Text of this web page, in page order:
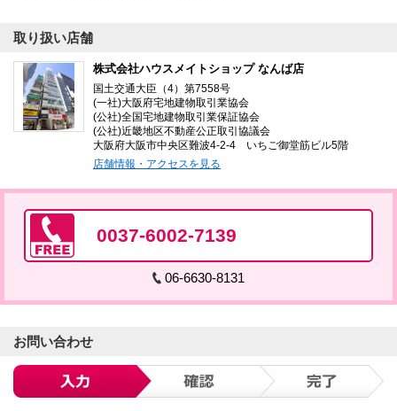
取り扱い店舗
株式会社ハウスメイトショップ なんば店
国土交通大臣（4）第7558号
(一社)大阪府宅地建物取引業協会
(公社)全国宅地建物取引業保証協会
(公社)近畿地区不動産公正取引協議会
大阪府大阪市中央区難波4-2-4 いちご御堂筋ビル5階
店舗情報・アクセスを見る
0037-6002-7139
06-6630-8131
お問い合わせ